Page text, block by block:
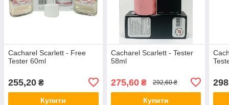
Cacharel Scarlett - Free
Tester 60ml
255,20 ₴
Купити
Cacharel Scarlett - Tester
58ml
275,60₴ 292,60 ₴
Купити